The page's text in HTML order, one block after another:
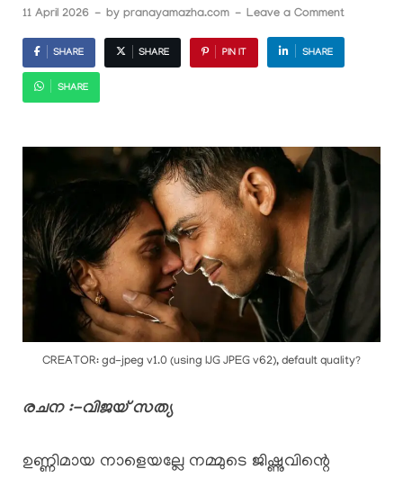
11 April 2026 - by pranayamazha.com - Leave a Comment
SHARE SHARE PIN IT SHARE
SHARE
CREATOR: gd-jpeg v1.0 (using IJG JPEG v62), default quality?
രചന :-വിജയ് സത്യ
ഉണ്ണിമായ നാളെയല്ലേ നമ്മുടെ ജിഷ്ണുവിന്റെ